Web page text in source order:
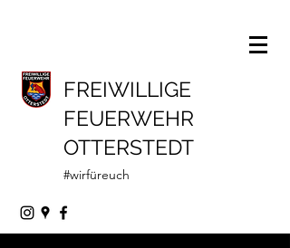
FREIWILLIGE
FEUERWEHR
OTTERSTEDT
#wirfüreuch